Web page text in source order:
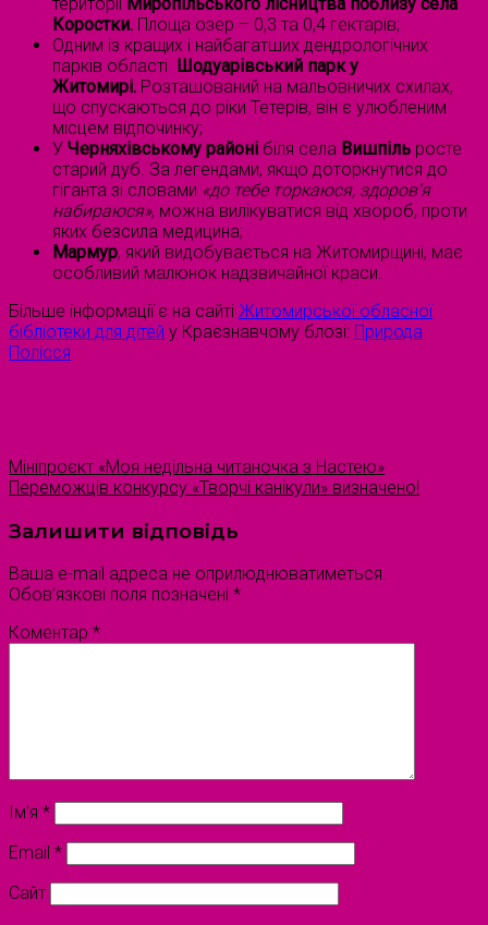
Коростки. Площа озер – 0,3 та 0,4 гектарів;
Одним із кращих і найбагатших дендрологічних
парків області Шодуарівський парк у
Житомирі. Розташований на мальовничих схилах,
що спускаються до ріки Тетерів, він є улюбленим
місцем відпочинку;
У Черняхівському районі біля села Вишпіль росте
старий дуб. За легендами, якщо доторкнутися до
гіганта зі словами «до тебе торкаюся, здоров’я
набираюся», можна вилікуватися від хвороб, проти
яких безсила медицина;
Мармур, який видобувається на Житомирщині, має
особливий малюнок надзвичайної краси.
Більше інформації є на сайті Житомирської обласної
бібліотеки для дітей у Краєзнавчому блозі: Природа
Полісся
Мініпроєкт «Моя недільна читаночка з Настею»
Переможців конкурсу «Творчі канікули» визначено!
Залишити відповідь
Ваша e-mail адреса не оприлюднюватиметься.
Обов’язкові поля позначені *
Коментар *
Ім'я *
Email *
Сайт